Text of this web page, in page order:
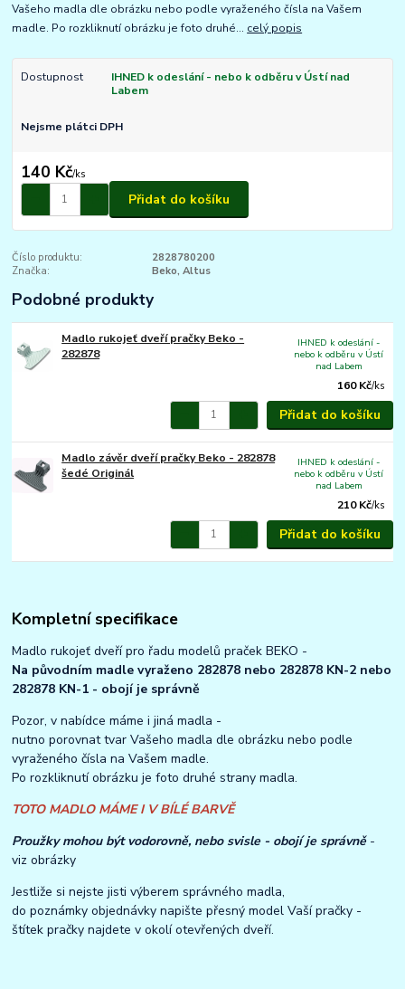
Vašeho madla dle obrázku nebo podle vyraženého čísla na Vašem
madle. Po rozkliknutí obrázku je foto druhé... celý popis
Dostupnost
IHNED k odeslání - nebo k odběru v Ústí nad
Labem
Nejsme plátci DPH
140 Kč/ks
Přidat do košíku
Číslo produktu:
2828780200
Značka:
Beko, Altus
Podobné produkty
Madlo rukojeť dveří pračky Beko -
282878
160 Kč/ks
IHNED k odeslání -
nebo k odběru v Ústí
nad Labem
Přidat do košíku
Madlo závěr dveří pračky Beko - 282878
šedé Originál
210 Kč/ks
IHNED k odeslání -
nebo k odběru v Ústí
nad Labem
Přidat do košíku
Kompletní specifikace
Madlo rukojeť dveří pro řadu modelů praček BEKO -
Na původním madle vyraženo 282878 nebo 282878 KN-2 nebo
282878 KN-1 - obojí je správně
Pozor, v nabídce máme i jiná madla -
nutno porovnat tvar Vašeho madla dle obrázku nebo podle
vyraženého čísla na Vašem madle.
Po rozkliknutí obrázku je foto druhé strany madla.
TOTO MADLO MÁME I V BÍLÉ BARVĚ
Proužky mohou být vodorovně, nebo svisle - obojí je správně-
viz obrázky
Jestliže si nejste jisti výberem správného madla,
do poznámky objednávky napište přesný model Vaší pračky -
štítek pračky najdete v okolí otevřených dveří.